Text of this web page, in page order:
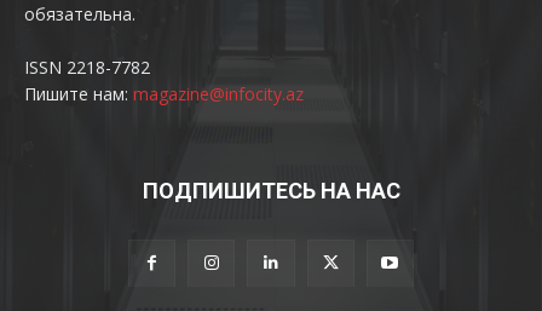
обязательна.
ISSN 2218-7782
Пишите нам: magazine@infocity.az
ПОДПИШИТЕСЬ НА НАС